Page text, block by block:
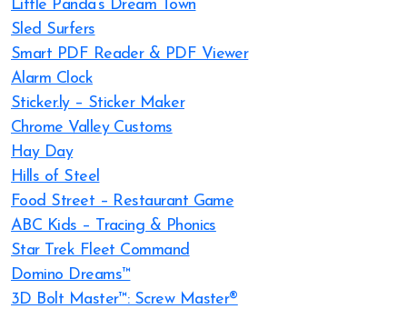
Little Panda’s Dream Town
Sled Surfers
Smart PDF Reader & PDF Viewer
Alarm Clock
Sticker.ly – Sticker Maker
Chrome Valley Customs
Hay Day
Hills of Steel
Food Street – Restaurant Game
ABC Kids – Tracing & Phonics
Star Trek Fleet Command
Domino Dreams™
3D Bolt Master™: Screw Master®